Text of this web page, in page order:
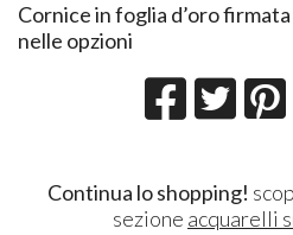
Cornice in foglia d’oro
nelle opzioni
Continua lo shopping!
sezione acquarelli